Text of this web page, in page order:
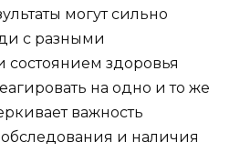
могут сильно
с разными
здоровья
на одно и то же
важность
и наличия